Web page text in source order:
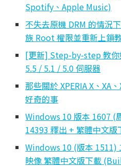
Spotify、Apple Music)
不失去原機 DRM 的情況
族 Root 權限並重新上鎖
[更新] Step-by-step 教你
5.5 / 5.1 / 5.0 伺服器
那些關於 XPERIA X、XA
好奇的事
Windows 10 版本 1607 (
14393 釋出 + 繁體中文版
Windows 10 (版本 1511)
映像 繁體中文版下載